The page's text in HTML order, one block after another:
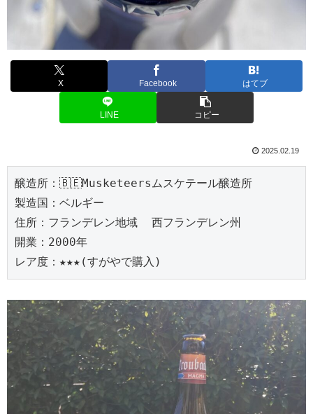
X Facebook はてブ
LINE コピー
2025.02.19
醸造所：🇧🇪Musketeersムスケテール醸造所
製造国：ベルギー
住所：フランデレン地域  西フランデレン州
開業：2000年
レア度：★★★(すがやで購入)